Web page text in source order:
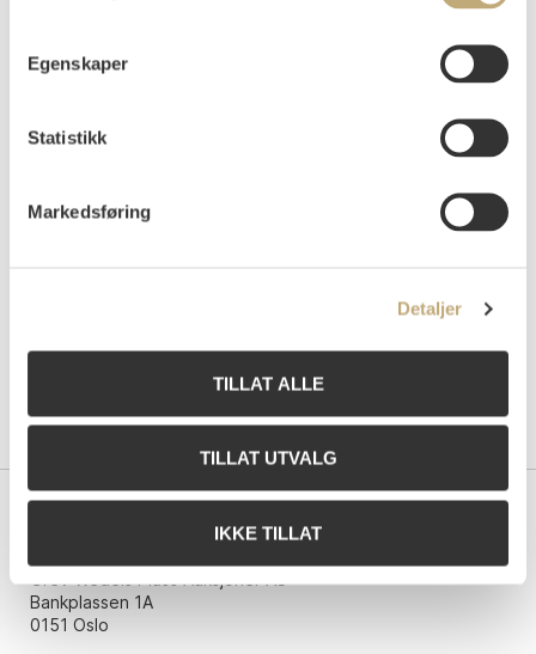
Egenskaper
Statistikk
Markedsføring
Detaljer
TILLAT ALLE
TILLAT UTVALG
IKKE TILLAT
Auksjonert
Bankplassen 1A
0151 Oslo